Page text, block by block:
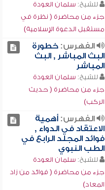
للشيخ: سلمان العودة
جزء من محاضرة ( نظرة في
مستقبل الدعوة الإسلامية)
الفهرس:خطورة
البث المباشر , البث
المباشر
للشيخ: سلمان العودة
جزء من محاضرة ( حديث
الركب)
الفهرس:أهمية
الاعتقاد في الدواء ,
فوائد المجلد الرابع في
الطب النبوي
للشيخ: سلمان العودة
جزء من محاضرة ( فوائد من زاد
المعاد)